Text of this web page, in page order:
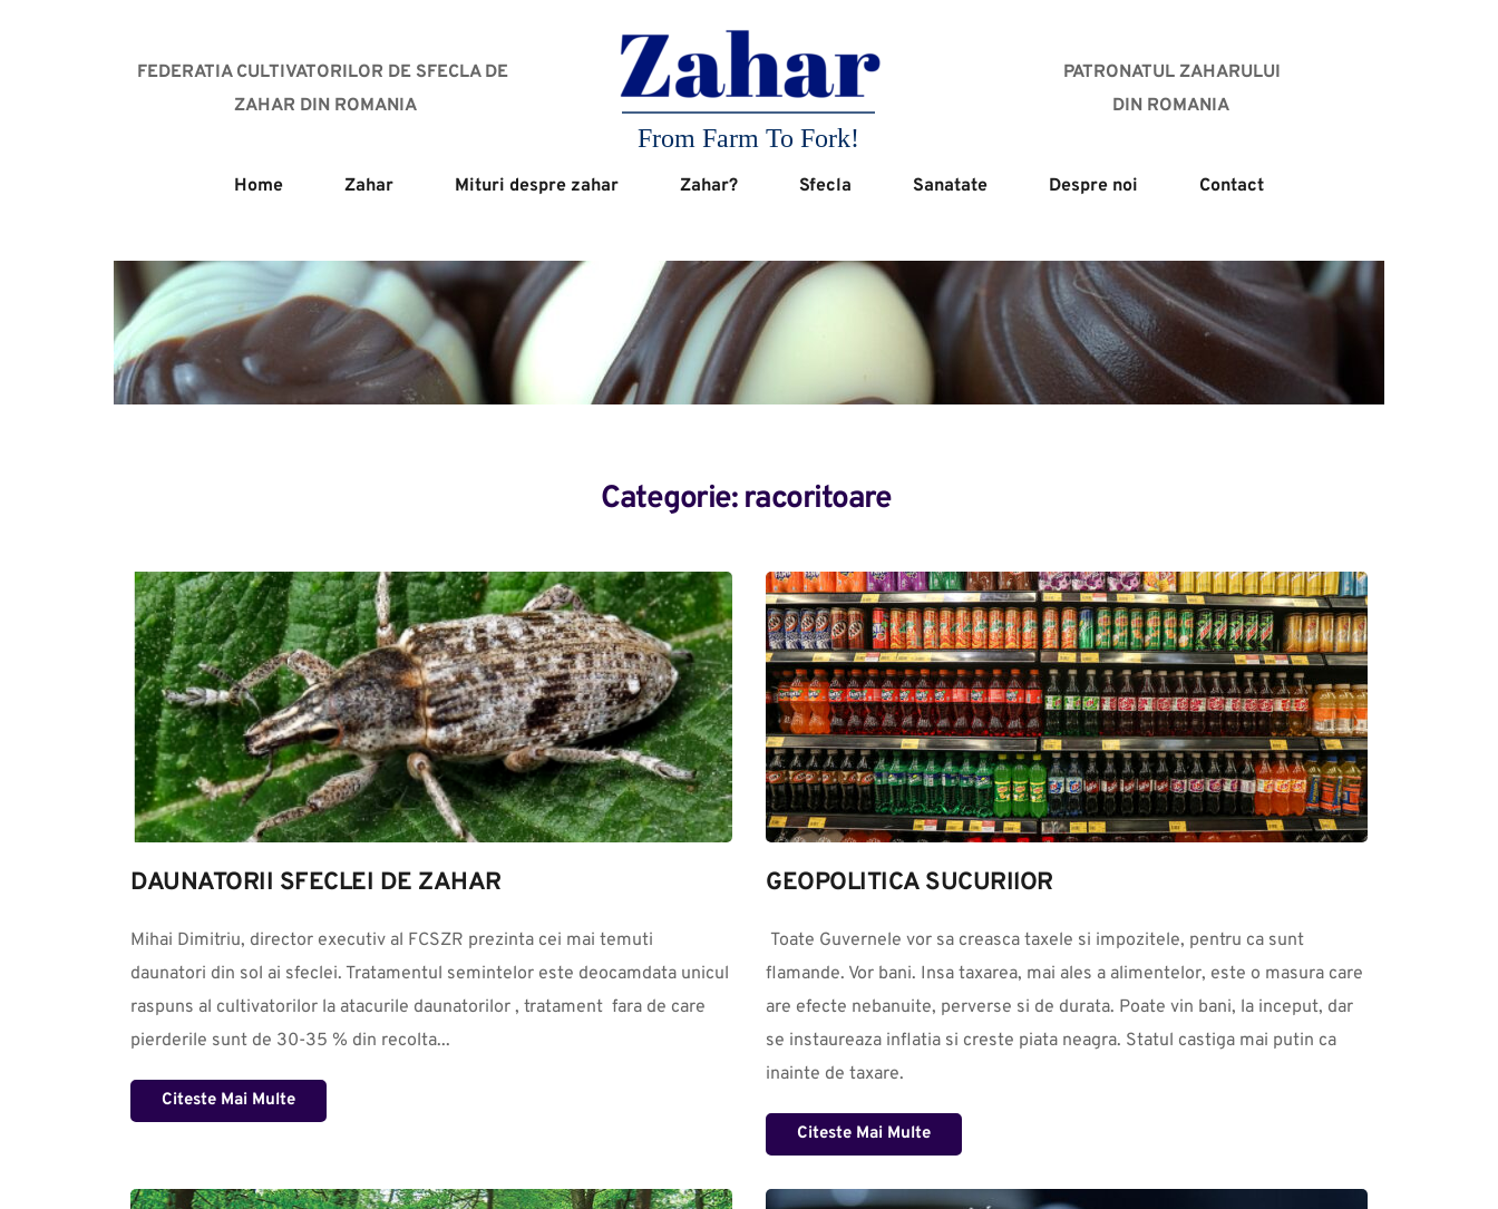
FEDERATIA CULTIVATORILOR DE SFECLA DE
ZAHAR DIN ROMANIA
From Farm To Fork!
PATRONATUL ZAHARULUI
DIN ROMANIA
Home Zahar Mituri despre zahar Zahar? Sfecla Sanatate Despre noi Contact
Categorie: racoritoare
DAUNATORII SFECLEI DE ZAHAR
Mihai Dimitriu, director executiv al FCSZR prezinta cei mai temuti
daunatori din sol ai sfeclei. Tratamentul semintelor este deocamdata unicul
raspuns al cultivatorilor la atacurile daunatorilor , tratament  fara de care
pierderile sunt de 30-35 % din recolta...
Citeste Mai Multe
GEOPOLITICA SUCURIlOR
flamande. Vor bani. Insa taxarea, mai ales a alimentelor, este o masura care
are efecte nebanuite, perverse si de durata. Poate vin bani, la inceput, dar
se instaureaza inflatia si creste piata neagra. Statul castiga mai putin ca
inainte de taxare.
Citeste Mai Multe